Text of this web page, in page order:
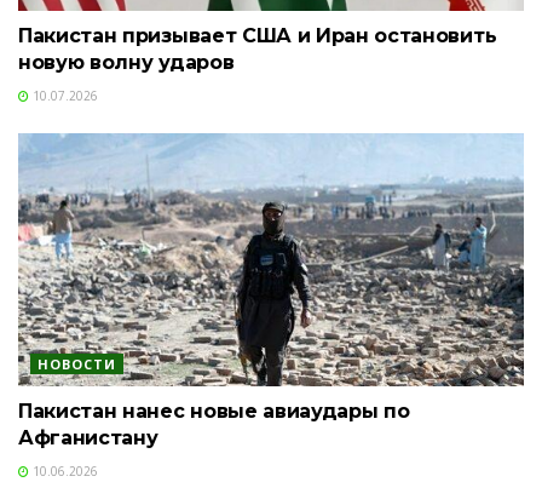
Пакистан призывает США и Иран остановить
новую волну ударов
10.07.2026
НОВОСТИ
Пакистан нанес новые авиаудары по
Афганистану
10.06.2026